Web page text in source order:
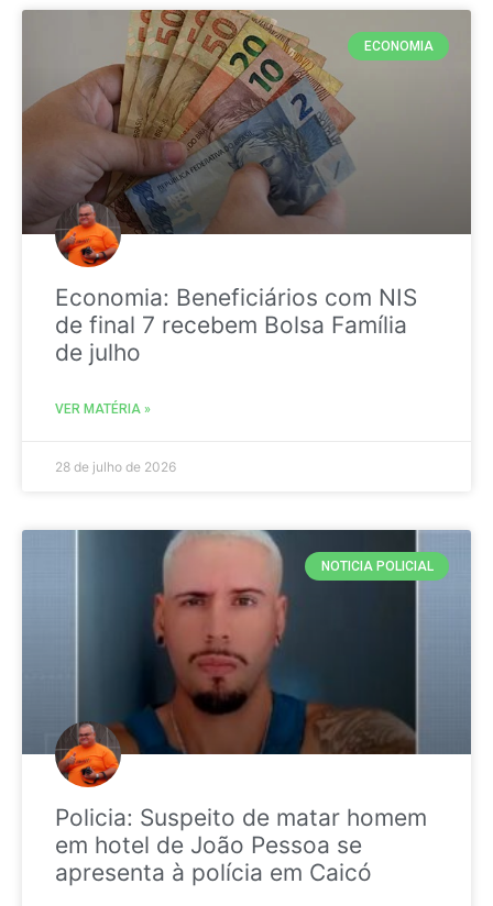
ECONOMIA
Economia: Beneficiários com NIS
de final 7 recebem Bolsa Família
de julho
VER MATÉRIA »
28 de julho de 2026
NOTICIA POLICIAL
Policia: Suspeito de matar homem
em hotel de João Pessoa se
apresenta à polícia em Caicó